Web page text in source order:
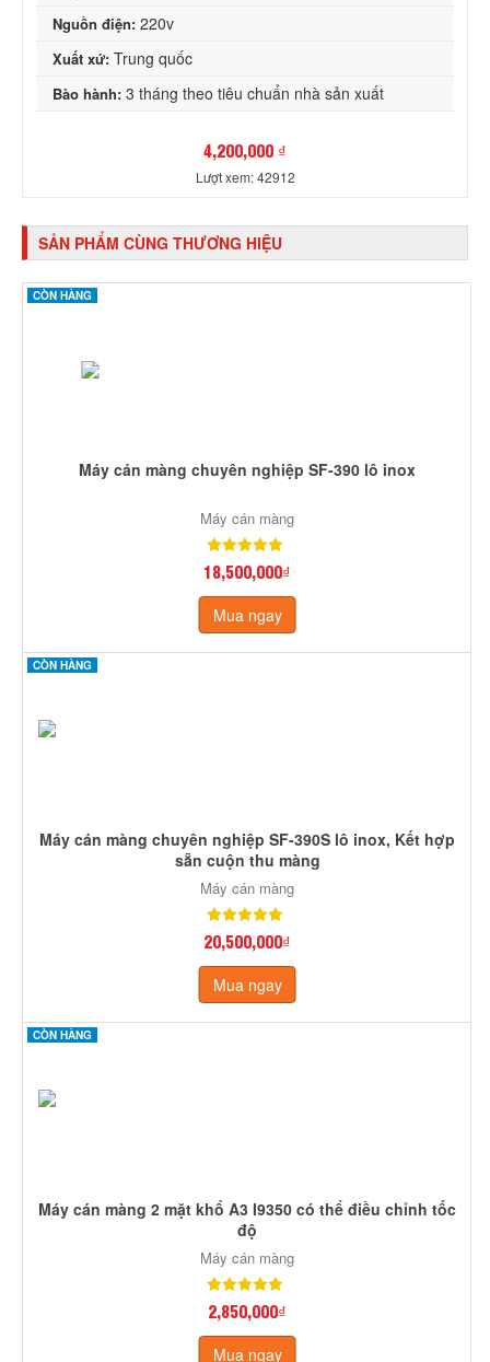
Nguồn điện: 220v
Xuất xứ: Trung quốc
Bào hành: 3 tháng theo tiêu chuẩn nhà sản xuất
4,200,000 ₫
Lượt xem: 42912
SẢN PHẨM CÙNG THƯƠNG HIỆU
CÒN HÀNG
Máy cán màng chuyên nghiệp SF-390 lô inox
Máy cán màng
18,500,000₫
Mua ngay
CÒN HÀNG
Máy cán màng chuyên nghiệp SF-390S lô inox, Kết hợp
sẵn cuộn thu màng
Máy cán màng
20,500,000₫
Mua ngay
CÒN HÀNG
Máy cán màng 2 mặt khổ A3 I9350 có thể điều chỉnh tốc
độ
Máy cán màng
2,850,000₫
Mua ngay